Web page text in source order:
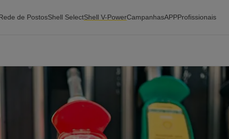
de PostosShell SelectShell V-PowerCampanhasAPPProfissionais